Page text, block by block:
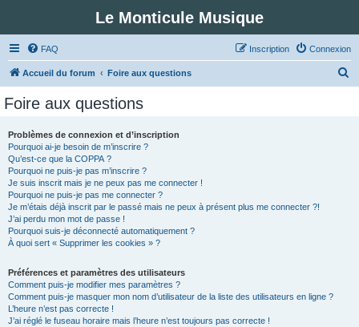
Le Monticule Musique
FAQ Connexion
Inscription
Accueil du forum Foire aux questions
Foire aux questions
Problèmes de connexion et d’inscription
Pourquoi ai-je besoin de m’inscrire ?
Qu’est-ce que la COPPA ?
Pourquoi ne puis-je pas m’inscrire ?
Je suis inscrit mais je ne peux pas me connecter !
Pourquoi ne puis-je pas me connecter ?
Je m’étais déjà inscrit par le passé mais ne peux à présent plus me connecter ?!
J’ai perdu mon mot de passe !
Pourquoi suis-je déconnecté automatiquement ?
À quoi sert « Supprimer les cookies » ?
Préférences et paramètres des utilisateurs
Comment puis-je modifier mes paramètres ?
Comment puis-je masquer mon nom d’utilisateur de la liste des utilisateurs en ligne ?
L’heure n’est pas correcte !
J’ai réglé le fuseau horaire mais l’heure n’est toujours pas correcte !